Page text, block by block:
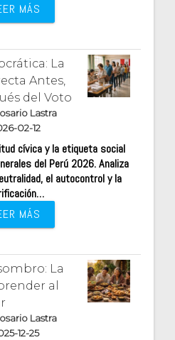
MÁS
La
Antes,
del Voto
Lastra
02-12
cívica y la etiqueta social
del Perú 2026. Analiza
el autocontrol y la
MÁS
La
al
Lastra
12-25